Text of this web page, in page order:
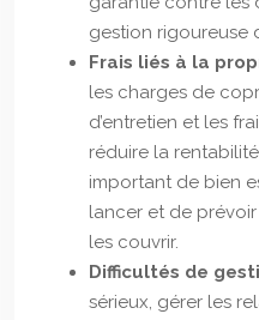
gestion rigoureuse
Frais liés à la
les charges de
d’entretien et les
réduire la
important de bien
lancer et de
les couvrir.
Difficultés de
sérieux, gérer les